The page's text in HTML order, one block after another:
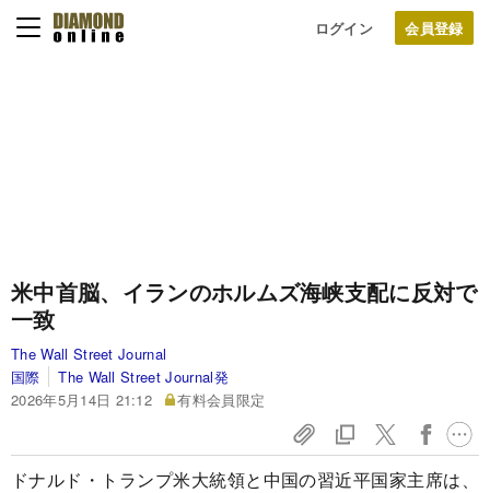
ログイン
米中首脳、イランのホルムズ海峡支配に反対で
一致
The Wall Street Journal
国際
The Wall Street Journal発
2026年5月14日 21:12
有料会員限定
ドナルド・トランプ米大統領と中国の習近平国家主席は、